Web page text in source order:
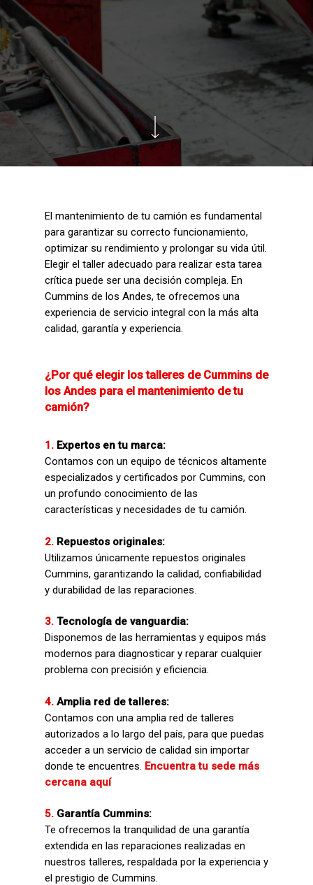
El mantenimiento de tu camión es fundamental
para garantizar su correcto funcionamiento,
optimizar su rendimiento y prolongar su vida útil.
Elegir el taller adecuado para realizar esta tarea
crítica puede ser una decisión compleja. En
Cummins de los Andes, te ofrecemos una
experiencia de servicio integral con la más alta
calidad, garantía y experiencia.
¿Por qué elegir los talleres de Cummins de
los Andes para el mantenimiento de tu
camión?
1. Expertos en tu marca:
Contamos con un equipo de técnicos altamente
especializados y certificados por Cummins, con
un profundo conocimiento de las
características y necesidades de tu camión.
2. Repuestos originales:
Utilizamos únicamente repuestos originales
Cummins, garantizando la calidad, confiabilidad
y durabilidad de las reparaciones.
3. Tecnología de vanguardia:
Disponemos de las herramientas y equipos más
modernos para diagnosticar y reparar cualquier
problema con precisión y eficiencia.
4. Amplia red de talleres:
Contamos con una amplia red de talleres
autorizados a lo largo del país, para que puedas
acceder a un servicio de calidad sin importar
donde te encuentres. Encuentra tu sede más
cercana aquí
5. Garantía Cummins:
Te ofrecemos la tranquilidad de una garantía
extendida en las reparaciones realizadas en
nuestros talleres, respaldada por la experiencia y
el prestigio de Cummins.